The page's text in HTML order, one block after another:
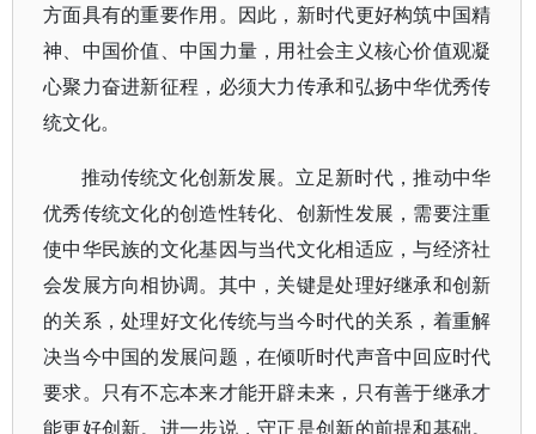
方面具有的重要作用。因此，新时代更好构筑中国精
神、中国价值、中国力量，用社会主义核心价值观凝
心聚力奋进新征程，必须大力传承和弘扬中华优秀传
统文化。
推动传统文化创新发展。立足新时代，推动中华
优秀传统文化的创造性转化、创新性发展，需要注重
使中华民族的文化基因与当代文化相适应，与经济社
会发展方向相协调。其中，关键是处理好继承和创新
的关系，处理好文化传统与当今时代的关系，着重解
决当今中国的发展问题，在倾听时代声音中回应时代
要求。只有不忘本来才能开辟未来，只有善于继承才
能更好创新。进一步说，守正是创新的前提和基础。